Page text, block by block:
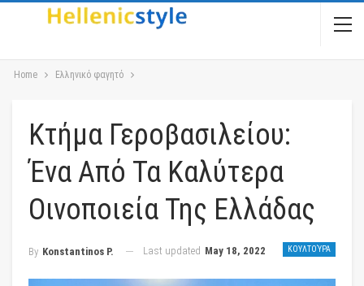
Home Ελληνικό φαγητό
Κτήμα Γεροβασιλείου:
Ένα Από Τα Καλύτερα
Οινοποιεία Της Ελλάδας
ΚΟΥΛΤΟΎΡΑ
By Konstantinos P. Last updated May 18, 2022